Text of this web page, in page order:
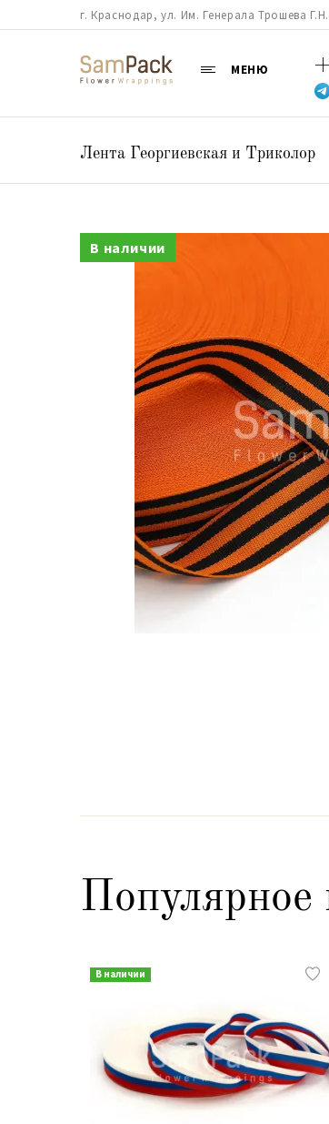
г. Краснодар, ул. Им. Генерала Трошева
МЕНЮ
Лента Георгиевская и Триколор
В наличии
Популярное
В наличии